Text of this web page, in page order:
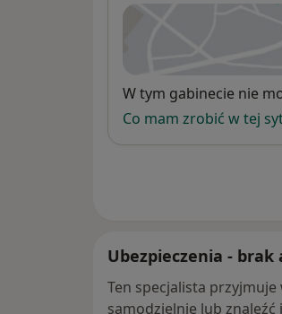
Dostępność
W tym gabinecie nie
Co mam zrobić w tej
Ubezpieczenia -
Ten specjalista przyjmuje
samodzielnie lub